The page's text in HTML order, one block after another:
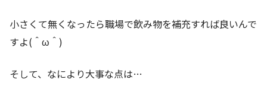
小さくて無くなったら職場で飲み物を補充すれば良いんで
すよ(＾ω＾)
そして、なにより大事な点は…